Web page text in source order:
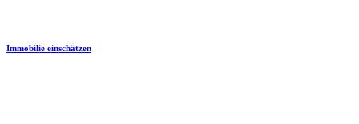
Immobilie einschätzen